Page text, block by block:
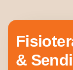
& Sendi